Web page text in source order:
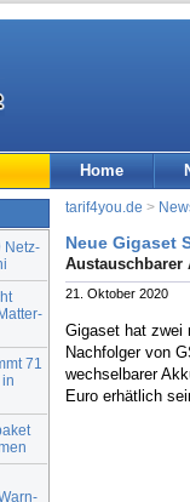
Home
Netz-
71
tarif4you.de >
Neue Gigaset
Austauschbarer
21. Oktober 2020
Gigaset hat zwei
Nachfolger von
wechselbarer
Euro erhätlich